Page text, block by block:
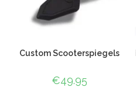
Custom Scooterspiegels
€49.95